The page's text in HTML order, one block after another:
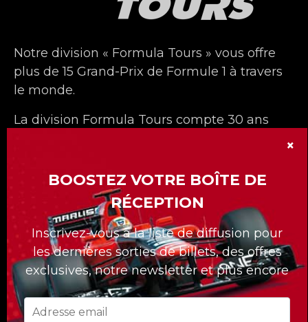
Notre division « Formula Tours » vous offre
plus de 15 Grand-Prix de Formule 1 à travers
le monde.
La division Formula Tours compte 30 ans
Quelle que soit la course à laquelle vous
voulez assister, Formula Tours vous propose
les meilleurs billets disponibles, des hôtels
de première classe, des transferts privés au
circuit et un accès uniquement réservé aux
clients de Formula Tours !
×
BOOSTEZ VOTRE BOÎTE DE
RÉCEPTION
Inscrivez-vous à la liste de diffusion pour
les dernières sorties de billets, des offres
exclusives, notre newsletter et plus encore